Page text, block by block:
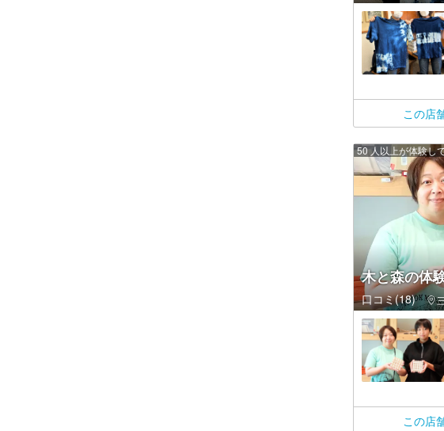
この店
木と森の体
口コミ(18)
50 人以上が体験し
この店